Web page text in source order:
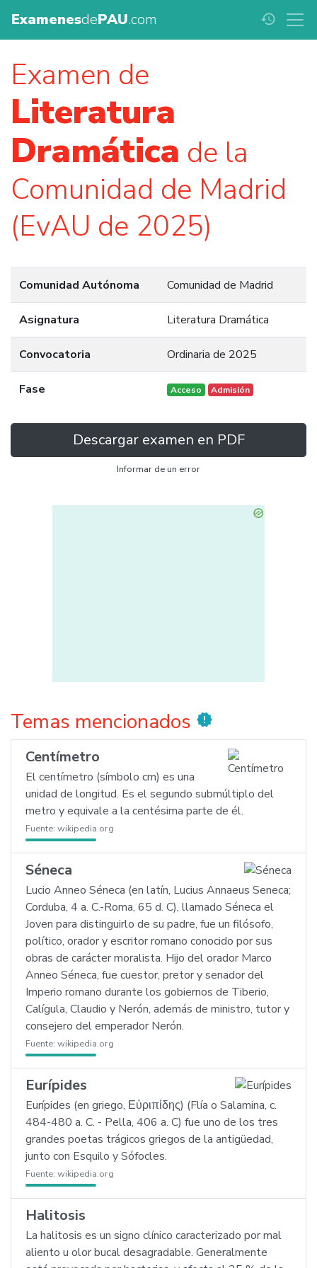
ExamenesdePAU.com history
Examen de
Literatura
Dramática de la
Comunidad de Madrid
(EvAU de 2025)
Comunidad Autónoma Comunidad de Madrid
Asignatura Literatura Dramática
Convocatoria Ordinaria de 2025
Fase Acceso Admisión
Descargar examen en PDF
Informar de un error
Temas mencionados new_releases
Centímetro
El centímetro (símbolo cm) es una
unidad de longitud. Es el segundo submúltiplo del
metro y equivale a la centésima parte de él.
Fuente: wikipedia.org
Séneca
Lucio Anneo Séneca (en latín, Lucius Annaeus Seneca;
Corduba, 4 a. C.-Roma, 65 d. C), llamado Séneca el
Joven para distinguirlo de su padre, fue un filósofo,
político, orador y escritor romano conocido por sus
obras de carácter moralista. Hijo del orador Marco
Anneo Séneca, fue cuestor, pretor y senador del
Imperio romano durante los gobiernos de Tiberio,
Calígula, Claudio y Nerón, además de ministro, tutor y
consejero del emperador Nerón.
Fuente: wikipedia.org
Eurípides
Eurípides (en griego, Εὐριπίδης) (Flía o Salamina, c.
484-480 a. C. - Pella, 406 a. C) fue uno de los tres
grandes poetas trágicos griegos de la antigüedad,
junto con Esquilo y Sófocles.
Fuente: wikipedia.org
Halitosis
La halitosis es un signo clínico caracterizado por mal
aliento u olor bucal desagradable. Generalmente